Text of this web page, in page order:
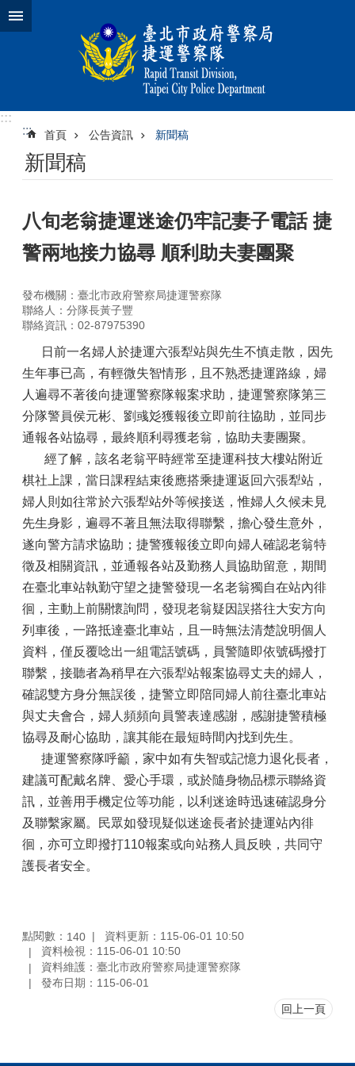
跳到主要內容區塊
:::
:::
首頁 公告資訊 新聞稿
新聞稿
八旬老翁捷運迷途仍牢記妻子電話 捷
警兩地接力協尋 順利助夫妻團聚
發布機關：臺北市政府警察局捷運警察隊
聯絡人：分隊長黃子豐
聯絡資訊：02-87975390
日前一名婦人於捷運六張犁站與先生不慎走散，因先
生年事已高，有輕微失智情形，且不熟悉捷運路線，婦
人遍尋不著後向捷運警察隊報案求助，捷運警察隊第三
分隊警員侯元彬、劉彧彣獲報後立即前往協助，並同步
通報各站協尋，最終順利尋獲老翁，協助夫妻團聚。
經了解，該名老翁平時經常至捷運科技大樓站附近
棋社上課，當日課程結束後應搭乘捷運返回六張犁站，
婦人則如往常於六張犁站外等候接送，惟婦人久候未見
先生身影，遍尋不著且無法取得聯繫，擔心發生意外，
遂向警方請求協助；捷警獲報後立即向婦人確認老翁特
徵及相關資訊，並通報各站及勤務人員協助留意，期間
在臺北車站執勤守望之捷警發現一名老翁獨自在站內徘
徊，主動上前關懷詢問，發現老翁疑因誤搭往大安方向
列車後，一路抵達臺北車站，且一時無法清楚說明個人
資料，僅反覆唸出一組電話號碼，員警隨即依號碼撥打
聯繫，接聽者為稍早在六張犁站報案協尋丈夫的婦人，
確認雙方身分無誤後，捷警立即陪同婦人前往臺北車站
與丈夫會合，婦人頻頻向員警表達感謝，感謝捷警積極
協尋及耐心協助，讓其能在最短時間內找到先生。
捷運警察隊呼籲，家中如有失智或記憶力退化長者，
建議可配戴名牌、愛心手環，或於隨身物品標示聯絡資
訊，並善用手機定位等功能，以利迷途時迅速確認身分
及聯繫家屬。民眾如發現疑似迷途長者於捷運站內徘
徊，亦可立即撥打110報案或向站務人員反映，共同守
護長者安全。
點閱數： 140
資料更新：115-06-01 10:50
資料檢視：115-06-01 10:50
資料維護：臺北市政府警察局捷運警察隊
發布日期：115-06-01
回上一頁